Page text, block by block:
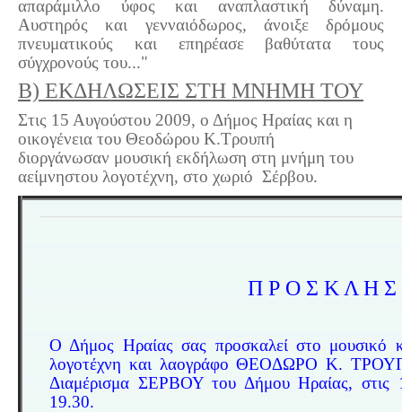
απαράμιλλο ύφος και αναπλαστική δύναμη.
Αυστηρός και γενναιόδωρος, άνοιξε δρόμους
πνευματικούς και επηρέασε βαθύτατα τους
σύγχρονούς του..."
B) ΕΚΔΗΛΩΣΕΙΣ ΣΤΗ ΜΝΗΜΗ ΤΟΥ
Στις 15 Αυγούστου 2009, ο Δήμος Ηραίας και η
οικογένεια του Θεοδώρου Κ.Τρουπή
διοργάνωσαν μουσική εκδήλωση στη μνήμη του
αείμνηστου λογοτέχνη, στο χωριό Σέρβου.
Π Ρ Ο Σ Κ Λ Η Σ
Ο Δήμος Ηραίας σας προσκαλεί στο μουσικό
λογοτέχνη και λαογράφο ΘΕΟΔΩΡΟ Κ.
Διαμέρισμα ΣΕΡΒΟΥ του Δήμου Ηραίας,
19.30.